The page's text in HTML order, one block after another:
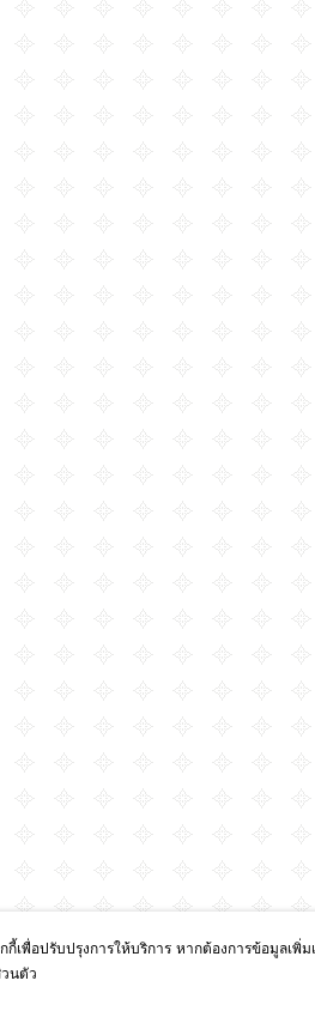
เพื่อปรับปรุงการให้บริการ หากต้องการข้อมูลเพิ่
นตัว